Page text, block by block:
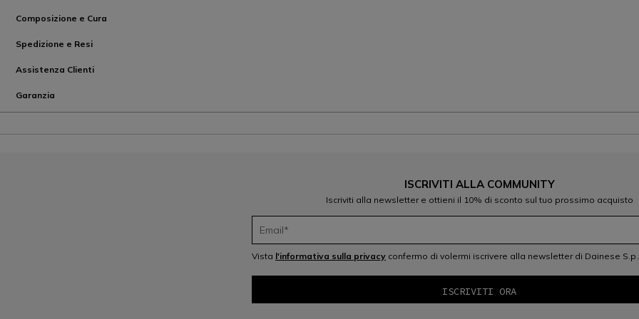
Composizione e Cura
Spedizione e Resi
Assistenza Clienti
Garanzia
ISCRIVITI ALLA COMMUNITY
Iscriviti alla newsletter e ottieni il 10% di sconto sul tuo prossimo acquisto
Vista l'informativa sulla privacy confermo di volermi iscrivere alla newsletter di Dainese